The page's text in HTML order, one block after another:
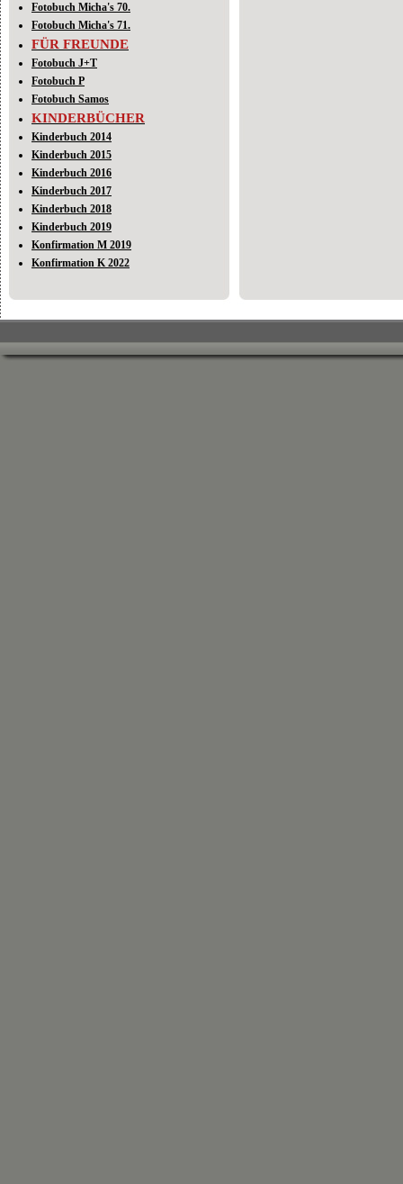
Fotobuch Micha's 70.
Fotobuch Micha's 71.
FÜR FREUNDE
Fotobuch J+T
Fotobuch P
Fotobuch Samos
KINDERBÜCHER
Kinderbuch 2014
Kinderbuch 2015
Kinderbuch 2016
Kinderbuch 2017
Kinderbuch 2018
Kinderbuch 2019
Konfirmation M 2019
Konfirmation K 2022